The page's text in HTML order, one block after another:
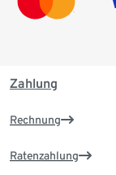
Zahlung
Rechnung
Ratenzahlung